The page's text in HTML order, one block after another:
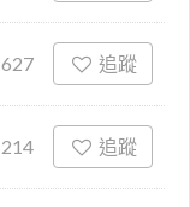
627 追蹤
214 追蹤